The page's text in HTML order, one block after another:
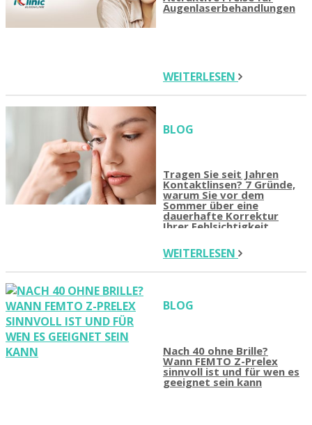
Augenlaserbehandlungen
WEITERLESEN
BLOG
Tragen Sie seit Jahren
Kontaktlinsen? 7 Gründe,
warum Sie vor dem
Sommer über eine
dauerhafte Korrektur
Ihrer Fehlsichtigkeit
WEITERLESEN
BLOG
Nach 40 ohne Brille?
Wann FEMTO Z-Prelex
sinnvoll ist und für wen es
geeignet sein kann